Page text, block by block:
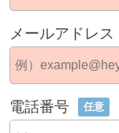
メールアドレス
電話番号 任意